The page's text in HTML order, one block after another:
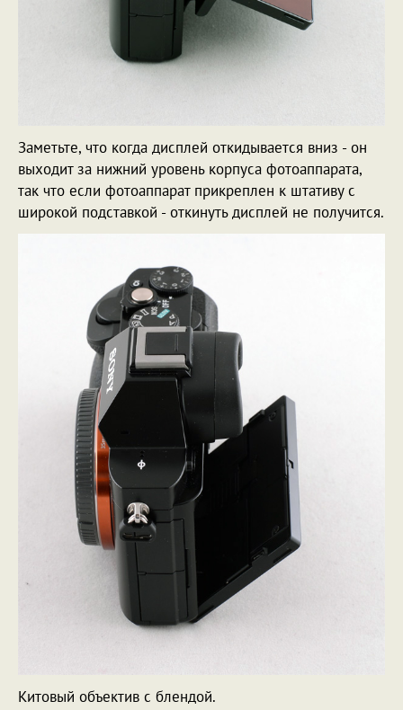
Заметьте, что когда дисплей откидывается вниз - он
выходит за нижний уровень корпуса фотоаппарата,
так что если фотоаппарат прикреплен к штативу с
широкой подставкой - откинуть дисплей не получится.
Китовый объектив с блендой.